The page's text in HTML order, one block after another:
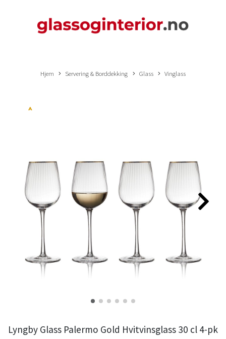
Hjem Servering & Borddekking Glass Vinglass
Lyngby Glass Palermo Gold Hvitvinsglass 30 cl 4-pk